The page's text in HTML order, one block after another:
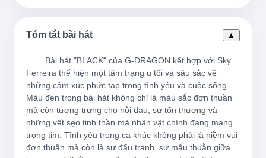
Nhưng giọng nói thì cảm thấy lạnh lùng
갈수록 날 너무 닮아가
Ngày càng giống tôi quá
가끔씩은 Karma 가 뒤쫓는 것 같아 No
Đôi khi như nghiệp quật đuổi No
Tóm tắt bài hát ▲
Ferreira thể hiện một tâm trạng u tối và sâu sắc về
những cảm xúc phức tạp trong tình yêu và cuộc sống.
Màu đen trong bài hát không chỉ là màu sắc đơn thuần
mà còn tượng trưng cho nỗi đau, sự tổn thương và
những vết sẹo tinh thần mà nhân vật chính đang mang
trong tim. Tình yêu trong ca khúc không phải là niềm vui
đơn thuần mà còn là sự đấu tranh, sự mâu thuẫn giữa